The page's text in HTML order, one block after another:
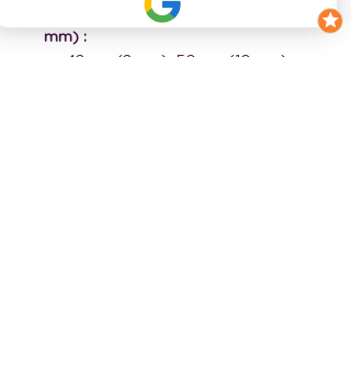
Élastique de ceinture (30 à 40
mm) :
42 cm (2 ans), 50 cm (10 ans),